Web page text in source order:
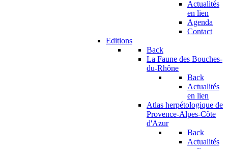
Actualités
en lien
Agenda
Contact
Editions
Back
La Faune des Bouches-
du-Rhône
Back
Actualités
en lien
Atlas herpétologique de
Provence-Alpes-Côte
d'Azur
Back
Actualités